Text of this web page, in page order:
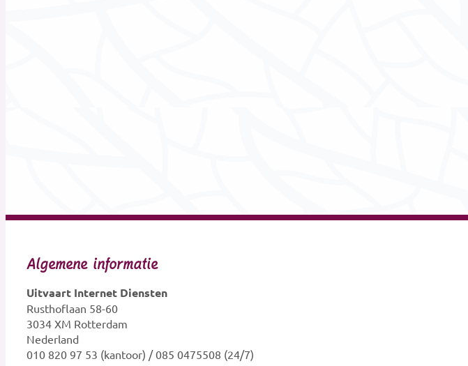
Algemene informatie
Uitvaart Internet Diensten
Rusthoflaan 58-60
3034 XM Rotterdam
Nederland
010 820 97 53 (kantoor) / 085 0475508 (24/7)